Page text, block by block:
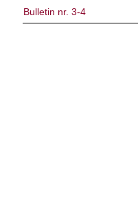
Bulletin nr. 3-4